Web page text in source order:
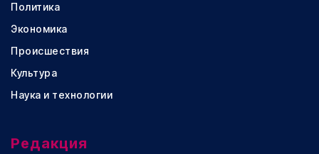
Политика
Экономика
Происшествия
Культура
Наука и технологии
Редакция